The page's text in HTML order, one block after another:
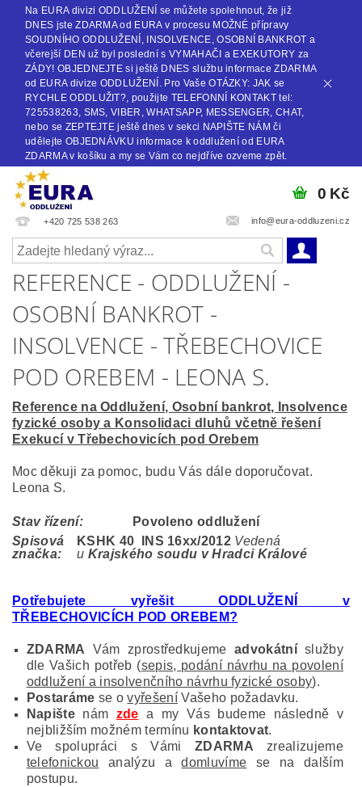
Na EURA divizi ODDLUŽENÍ se můžete spolehnout, že již
DNES jste ZDARMA od EURA v procesu MOŽNÉ přípravy
SOUDNÍHO ODDLUŽENÍ, INSOLVENCE, OSOBNÍ BANKROT a
včerejší DEN už byl poslední s VYMAHAČI a EXEKUTORY za
ZÁDY! OBJEDNEJTE si ještě DNES službu informace ZDARMA
od EURA divize ODDLUŽENÍ. Pro Vaše OTÁZKY: JAK se
RYCHLE ODDLUŽIT?, použijte TELEFONNÍ KONTAKT tel:
725538263, SMS, VIBER, WHATSAPP, MESSENGER, CHAT,
nebo se ZEPTEJTE ještě dnes v sekci NAPIŠTE NÁM či
udělejte OBJEDNÁVKU informace k oddlužení od EURA
ZDARMA v košíku a my se Vám co nejdříve ozveme zpět.
+420 725 538 263 info@eura-oddluzeni.cz
0 Kč
REFERENCE - ODDLUŽENÍ -
OSOBNÍ BANKROT -
INSOLVENCE - TŘEBECHOVICE
POD OREBEM - LEONA S.
Reference na Oddlužení, Osobní bankrot, Insolvence
fyzické osoby a Konsolidaci dluhů včetně řešení
Exekucí v Třebechovicích pod Orebem
Moc děkuji za pomoc, budu Vás dále doporučovat.
Leona S.
Stav řízení:
Povoleno oddlužení
Spisová
značka:
KSHK 40 INS 16xx/2012 Vedená
u Krajského soudu v Hradci Králové
Potřebujete vyřešit ODDLUŽENÍ v
TŘEBECHOVICÍCH POD OREBEM?
ZDARMA Vám zprostředkujeme advokátníslužby
dle Vašich potřeb (sepis, podání návrhu na povolení
oddlužení a insolvenčního návrhu fyzické osoby).
Postaráme se ovyřešeníVašeho požadavku.
Napištenám zde a my Vás budeme následně v
nejbližším možném termínu kontaktovat.
Ve spolupráci s Vámi ZDARMA zrealizujeme
telefonickou analýzu adomluvíme se na dalším
postupu.